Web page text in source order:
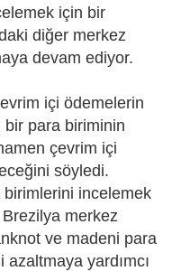
için bir
diğer merkez
devam ediyor.
içi ödemelerin
bir para biriminin
çevrim içi
söyledi.
birimlerini incelemek
merkez
ve madeni para
yardımcı